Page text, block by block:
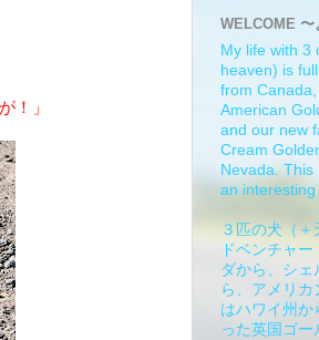
！」
WELCOME 〜
My life with 3
heaven) is
from
American
and our new
Cream
Nevada. This
an
３匹の犬（
ドベンチャ
ダから、シ
ら、アメリ
はハワイ州か
った英国ゴ